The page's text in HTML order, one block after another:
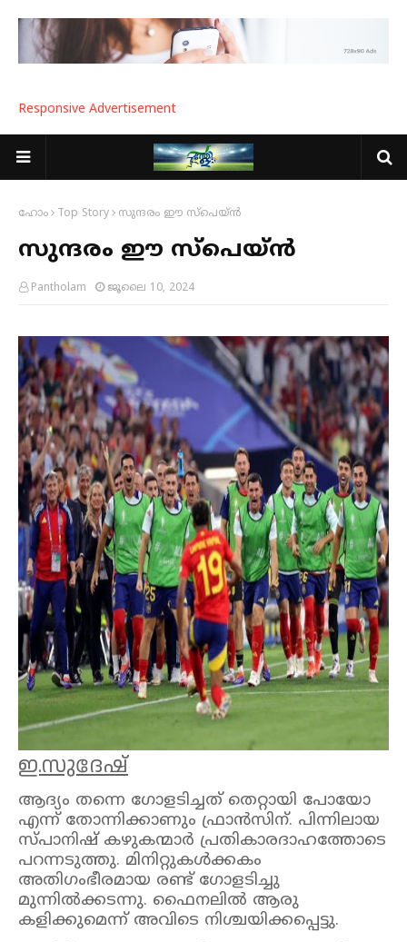
Responsive Advertisement
ഹോം Top Story സുന്ദരം ഈ സ്പെയ്ൻ
സുന്ദരം ഈ സ്പെയ്ൻ
Pantholam ജൂലൈ 10, 2024
ഇ.സുദേഷ്
ആദ്യം തന്നെ ഗോളടിച്ചത് തെറ്റായി പോയോ
എന്ന് തോന്നിക്കാണും ഫ്രാൻസിന്. പിന്നിലായ
സ്പാനിഷ് കഴുകന്മാർ പ്രതികാരദാഹത്തോടെ
പറന്നടുത്തു. മിനിറ്റുകൾക്കകം
അതിഗംഭീരമായ രണ്ട് ഗോളടിച്ചു
മുന്നിൽക്കടന്നു. ഫൈനലിൽ ആരു
കളിക്കുമെന്ന് അവിടെ നിശ്ചയിക്കപ്പെട്ടു.